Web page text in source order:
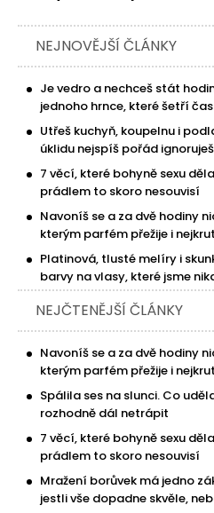
NEJNOVĚJŠÍ ČLÁNKY
Je vedro a nechceš stát
jednoho hrnce, které šetří
Utřeš kuchyň, koupelnu i
úklidu nejspíš pořád ignoruješ
7 věcí, které bohyně sexu
prádlem to skoro nesouvisí
Navoníš se a za dvě hodiny
kterým parfém přežije i
Platinová, tlusté melíry i
barvy na vlasy, které jsme
NEJČTENĚJŠÍ ČLÁNKY
Navoníš se a za dvě hodiny
kterým parfém přežije i
Spálila ses na slunci. Co
rozhodně dál netrápit
7 věcí, které bohyně sexu
prádlem to skoro nesouvisí
Mražení borůvek má jedno
jestli vše dopadne skvěle,